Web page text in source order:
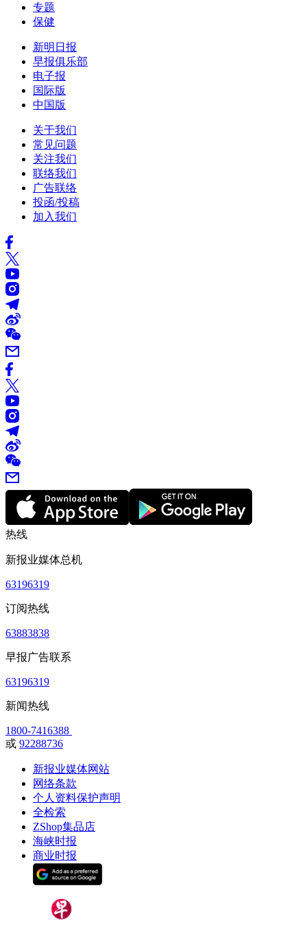
专题
保健
新明日报
早报俱乐部
电子报
国际版
中国版
关于我们
常见问题
关注我们
联络我们
广告联络
投函/投稿
加入我们
热线
新报业媒体总机
63196319
订阅热线
63883838
早报广告联系
63196319
新闻热线
1800-7416388
或 92288736
新报业媒体网站
网络条款
个人资料保护声明
全检索
ZShop集品店
海峡时报
商业时报